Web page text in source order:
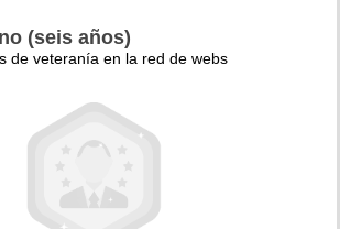
(seis años)
de veteranía en la red de webs